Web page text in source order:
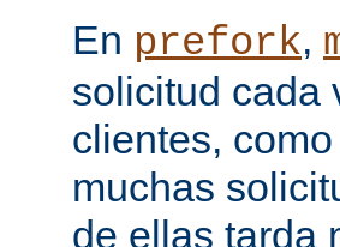
En prefork,
solicitud cada
clientes,
muchas
de ellas tarda